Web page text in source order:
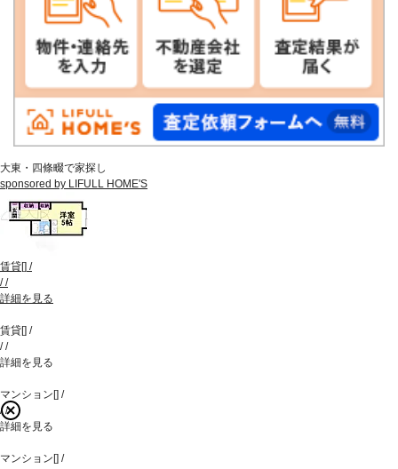
大東・四條畷で家探し
sponsored by LIFULL HOME'S
賃貸[] /
//
詳細を見る
賃貸[] /
//
詳細を見る
マンション[] /
//
詳細を見る
マンション[] /